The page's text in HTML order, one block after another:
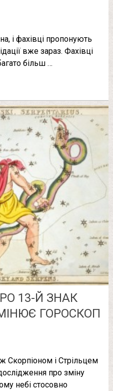
і фахівці пропонують
вже зараз. Фахівці
більш …
13-Й ЗНАК
ГОРОСКОП
Скорпіоном і Стрільцем
про зміну
небі стосовно